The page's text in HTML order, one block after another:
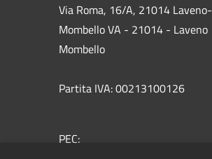
Via Roma, 16/A, 21014 Laveno-
Mombello VA - 21014 - Laveno
Mombello
Partita IVA: 00213100126
PEC: